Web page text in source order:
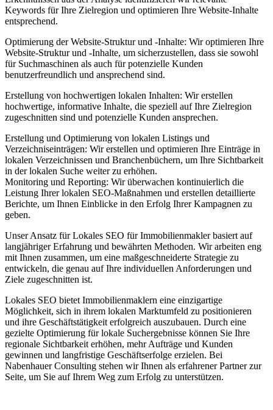
Keywords für Ihre Zielregion und optimieren Ihre Website-Inhalte
entsprechend.
Optimierung der Website-Struktur und -Inhalte: Wir optimieren Ihre
Website-Struktur und -Inhalte, um sicherzustellen, dass sie sowohl
für Suchmaschinen als auch für potenzielle Kunden
benutzerfreundlich und ansprechend sind.
Erstellung von hochwertigen lokalen Inhalten: Wir erstellen
hochwertige, informative Inhalte, die speziell auf Ihre Zielregion
zugeschnitten sind und potenzielle Kunden ansprechen.
Erstellung und Optimierung von lokalen Listings und
Verzeichniseinträgen: Wir erstellen und optimieren Ihre Einträge in
lokalen Verzeichnissen und Branchenbüchern, um Ihre Sichtbarkeit
in der lokalen Suche weiter zu erhöhen.
Monitoring und Reporting: Wir überwachen kontinuierlich die
Leistung Ihrer lokalen SEO-Maßnahmen und erstellen detaillierte
Berichte, um Ihnen Einblicke in den Erfolg Ihrer Kampagnen zu
geben.
Unser Ansatz für Lokales SEO für Immobilienmakler basiert auf
langjähriger Erfahrung und bewährten Methoden. Wir arbeiten eng
mit Ihnen zusammen, um eine maßgeschneiderte Strategie zu
entwickeln, die genau auf Ihre individuellen Anforderungen und
Ziele zugeschnitten ist.
Lokales SEO bietet Immobilienmaklern eine einzigartige
Möglichkeit, sich in ihrem lokalen Marktumfeld zu positionieren
und ihre Geschäftstätigkeit erfolgreich auszubauen. Durch eine
gezielte Optimierung für lokale Suchergebnisse können Sie Ihre
regionale Sichtbarkeit erhöhen, mehr Aufträge und Kunden
gewinnen und langfristige Geschäftserfolge erzielen. Bei
Nabenhauer Consulting stehen wir Ihnen als erfahrener Partner zur
Seite, um Sie auf Ihrem Weg zum Erfolg zu unterstützen.